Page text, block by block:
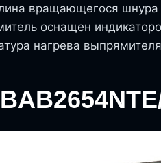
вращающегося шнура
оснащен
нагрева